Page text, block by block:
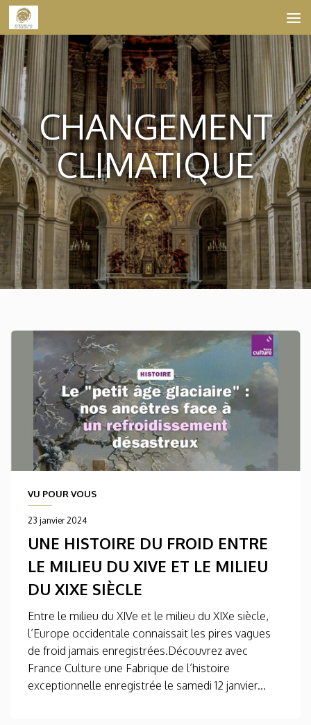
Skip to content
CHANGEMENT
CLIMATIQUE
VU POUR VOUS
23 janvier 2024
UNE HISTOIRE DU FROID ENTRE
LE MILIEU DU XIVE ET LE MILIEU
DU XIXE SIÈCLE
Entre le milieu du XIVe et le milieu du XIXe siècle,
l’Europe occidentale connaissait les pires vagues
de froid jamais enregistrées.Découvrez avec
France Culture une Fabrique de l’histoire
exceptionnelle enregistrée le samedi 12 janvier...